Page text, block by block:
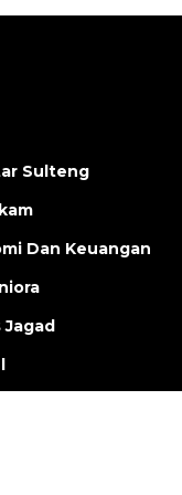
Sulteng
Dan Keuangan
Jagad